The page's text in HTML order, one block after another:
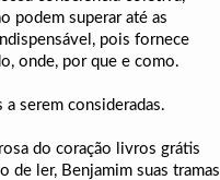
podem superar até as
pois fornece
onde, por que e como.
serem consideradas.
do coração livros grátis
ler, Benjamim suas tramas